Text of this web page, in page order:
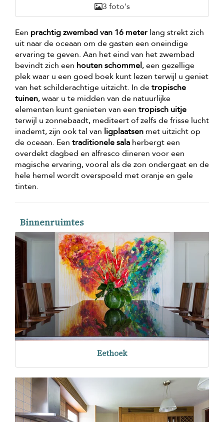
3 foto's
Een prachtig zwembad van 16 meter lang strekt zich
uit naar de oceaan om de gasten een oneindige
ervaring te geven. Aan het eind van het zwembad
bevindt zich een houten schommel, een gezellige
plek waar u een goed boek kunt lezen terwijl u geniet
van het schilderachtige uitzicht. In detropische
tuinen, waar u te midden van de natuurlijke
elementen kunt genieten van een tropisch uitje
terwijl u zonnebaadt, mediteert of zelfs de frisse lucht
inademt, zijn ook tal van ligplaatsen met uitzicht op
de oceaan. Een traditionele sala herbergt een
overdekt dagbed en alfresco dineren voor een
magische ervaring, vooral als de zon ondergaat en de
hele hemel wordt overspoeld met oranje en gele
tinten.
Binnenruimtes
Eethoek